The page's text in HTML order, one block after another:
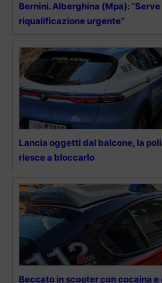
Bernini. Alberghina (Mpa):
riqualificazione urgente”
Lancia oggetti dal balcone, la
riesce a bloccarlo
Beccato in scooter con cocaina